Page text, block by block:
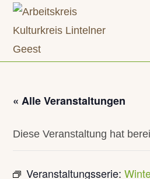
Zum
springen
« Alle Veranstaltungen
Diese Veranstaltung hat
Veranstaltungsserie: